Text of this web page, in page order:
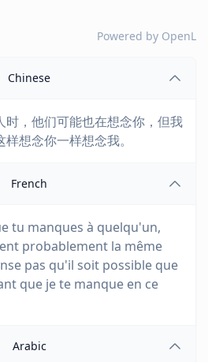
Powered by OpenL
Chinese
时，他们可能也在想念你，但我
想念你一样想念我。
French
tu manques à quelqu'un,
probablement la même
pas qu'il soit possible que
que je te manque en ce
Arabic